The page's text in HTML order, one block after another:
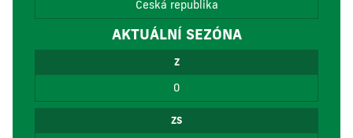
Česká republika
AKTUÁLNÍ SEZÓNA
Z
0
ZS